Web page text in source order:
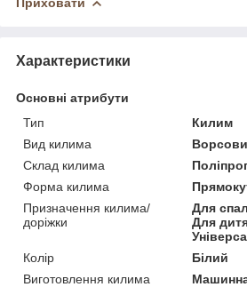
Характеристики
Основні атрибути
Тип
Килим
Вид килима
Склад килима
Форма килима
Призначення килима/
доріжки
Для
Для
Колір
Білий
Виготовлення килима